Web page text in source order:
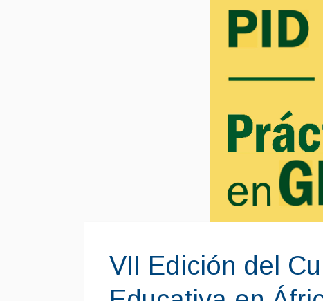
VII Edición del